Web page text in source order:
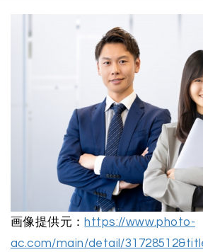
画像提供元： https://www.photo-
ac.com/main/detail/